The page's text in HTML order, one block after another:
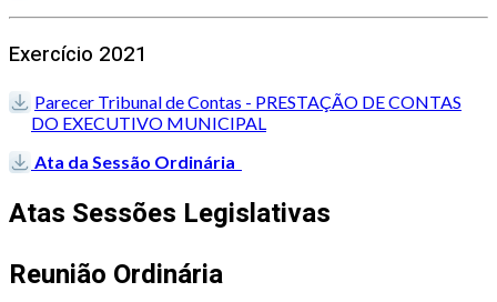
Exercício 2021
Parecer Tribunal de Contas - PRESTAÇÃO DE CONTAS
DO EXECUTIVO MUNICIPAL
Ata da Sessão Ordinária
Atas Sessões Legislativas
Reunião Ordinária